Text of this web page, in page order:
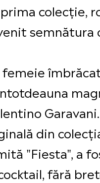
colecție,
semnătura
femeie
Garavani.
din
"Fiesta", a
fără